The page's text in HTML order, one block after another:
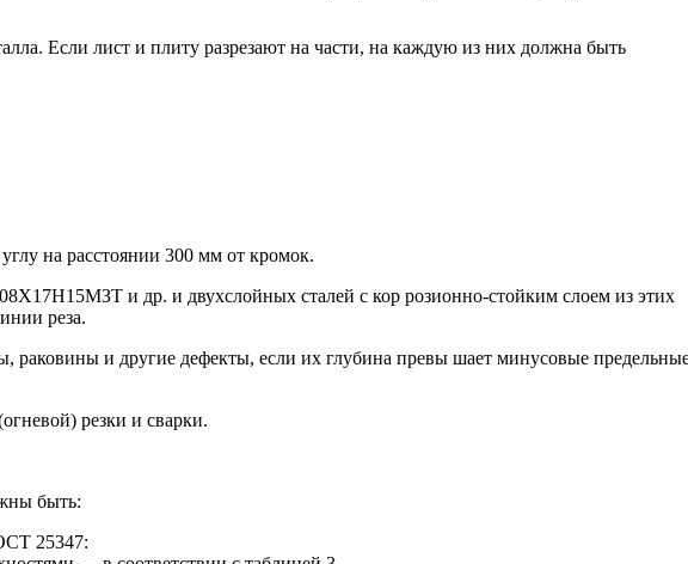
Если лист и плиту разрезают на части, на каждую из них должна быть
на расстоянии 300 мм от кромок.
и др. и двухслойных сталей с кор розионно-стойким слоем из этих
реза.
раковины и другие дефекты, если их глубина превы шает минусовые
резки и сварки.
быть:
25347: